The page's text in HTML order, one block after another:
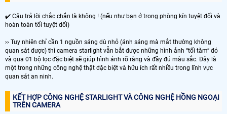
✔️ Câu trả lời chắc chắn là không ! (nếu như bạn ở trong phòng kín tuyệt đối và
hoàn toàn tối tuyệt đối)
›› Tuy nhiên chỉ cần 1 nguồn sáng dù nhỏ (ánh sáng mà mắt thường không
quan sát được) thì camera starlight vẫn bắt được những hình ảnh “tối tăm” đó
và qua 01 bộ lọc đặc biệt sẽ giúp hình ảnh rõ ràng và đầy đủ màu sắc. Đây là
một trong những công nghệ thật đặc biệt và hữu ích rất nhiều trong lĩnh vực
quan sát an ninh.
KẾT HỢP CÔNG NGHỆ STARLIGHT VÀ CÔNG NGHỆ HỒNG NGOẠI
TRÊN CAMERA